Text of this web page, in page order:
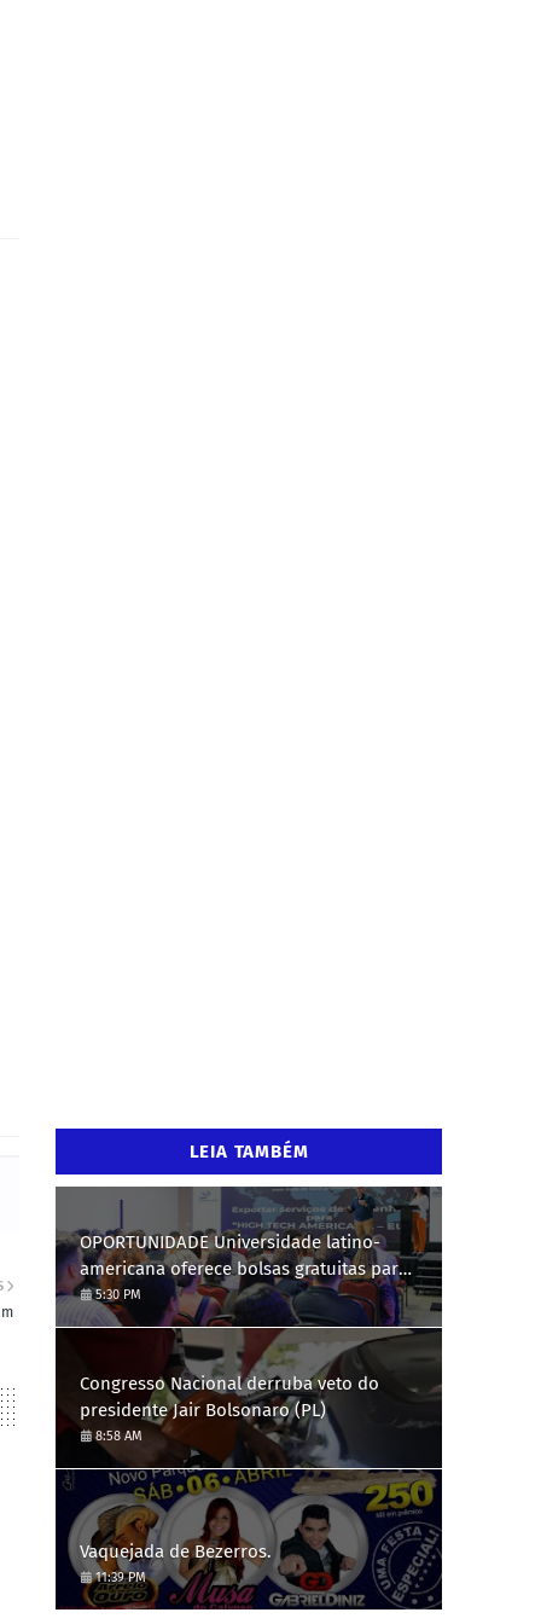
LEIA TAMBÉM
OPORTUNIDADE Universidade latino-
americana oferece bolsas gratuitas para
Engenharia de Software; saiba como se
candidatar
5:30 PM
Congresso Nacional derruba veto do
presidente Jair Bolsonaro (PL)
8:58 AM
Vaquejada de Bezerros.
11:39 PM